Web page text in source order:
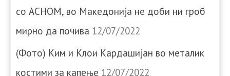
со АСНОМ, во Македонија не доби ни гроб
мирно да почива 12/07/2022
(Фото) Ким и Клои Кардашијан во металик
костими за капење 12/07/2022